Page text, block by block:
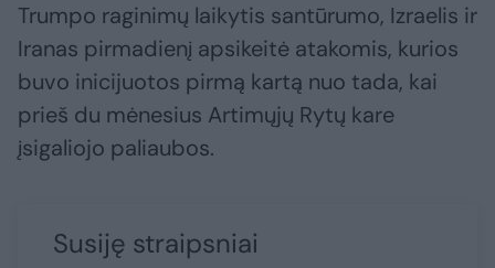
Trumpo raginimų laikytis santūrumo, Izraelis ir
Iranas pirmadienį apsikeitė atakomis, kurios
buvo inicijuotos pirmą kartą nuo tada, kai
prieš du mėnesius Artimųjų Rytų kare
įsigaliojo paliaubos.
Susiję straipsniai